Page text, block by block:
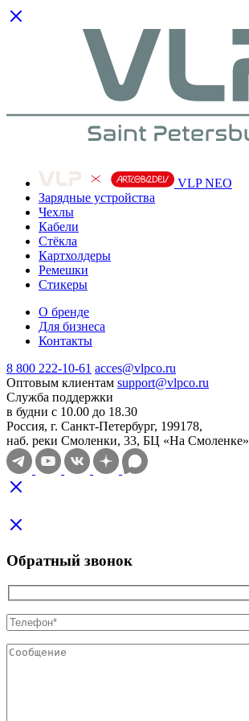
VLP NEO
Зарядные устройства
Чехлы
Кабели
Cтёкла
Картхолдеры
Ремешки
Стикеры
О бренде
Для бизнеса
Контакты
8 800 222-10-61 acces@vlpco.ru
Оптовым клиентам support@vlpco.ru
Служба поддержки
в будни с 10.00 до 18.30
Россия, г. Санкт-Петербург, 199178,
наб. реки Смоленки, 33, БЦ «На Смоленке»
Обратный звонок